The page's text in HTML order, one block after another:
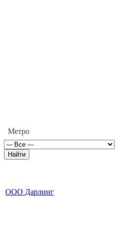
Метро
ООО Дарлинг